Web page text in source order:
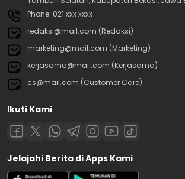
Phone: 021 xxx xxxx
redaksi@mail.com (Redaksi)
marketing@mail.com (Marketing)
kerjasama@mail.com (Kerjasama)
cs@mail.com (Customer Care)
Ikuti Kami
Jelajahi Berita di Apps Kami